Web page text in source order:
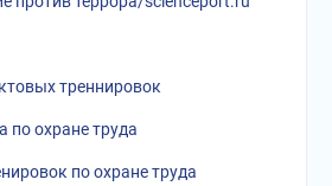
треннировок
по охране труда
по охране труда